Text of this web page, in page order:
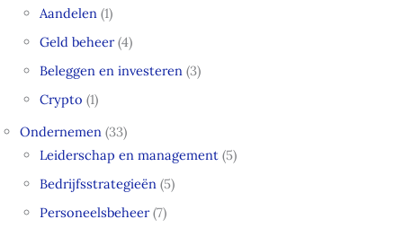
Aandelen (1)
Geld beheer(4)
Beleggen en investeren (3)
Crypto (1)
Ondernemen (33)
Leiderschap en management (5)
Bedrijfsstrategieën (5)
Personeelsbeheer(7)